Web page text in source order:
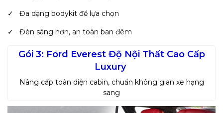
✓ Đa dạng bodykit để lựa chọn
✓ Đèn sáng hơn, an toàn ban đêm
Gói 3: Ford Everest Độ Nội Thất Cao Cấp
Luxury
Nâng cấp toàn diện cabin, chuẩn không gian xe hạng
sang